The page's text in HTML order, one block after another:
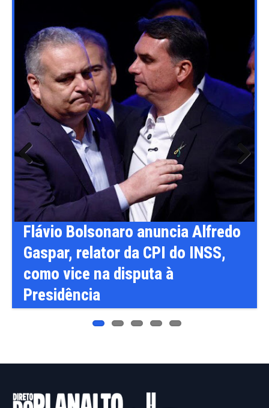
Flávio Bolsonaro anuncia Alfredo
Gaspar, relator da CPI do INSS,
como vice na disputa à
Presidência
Previ
ous
Next